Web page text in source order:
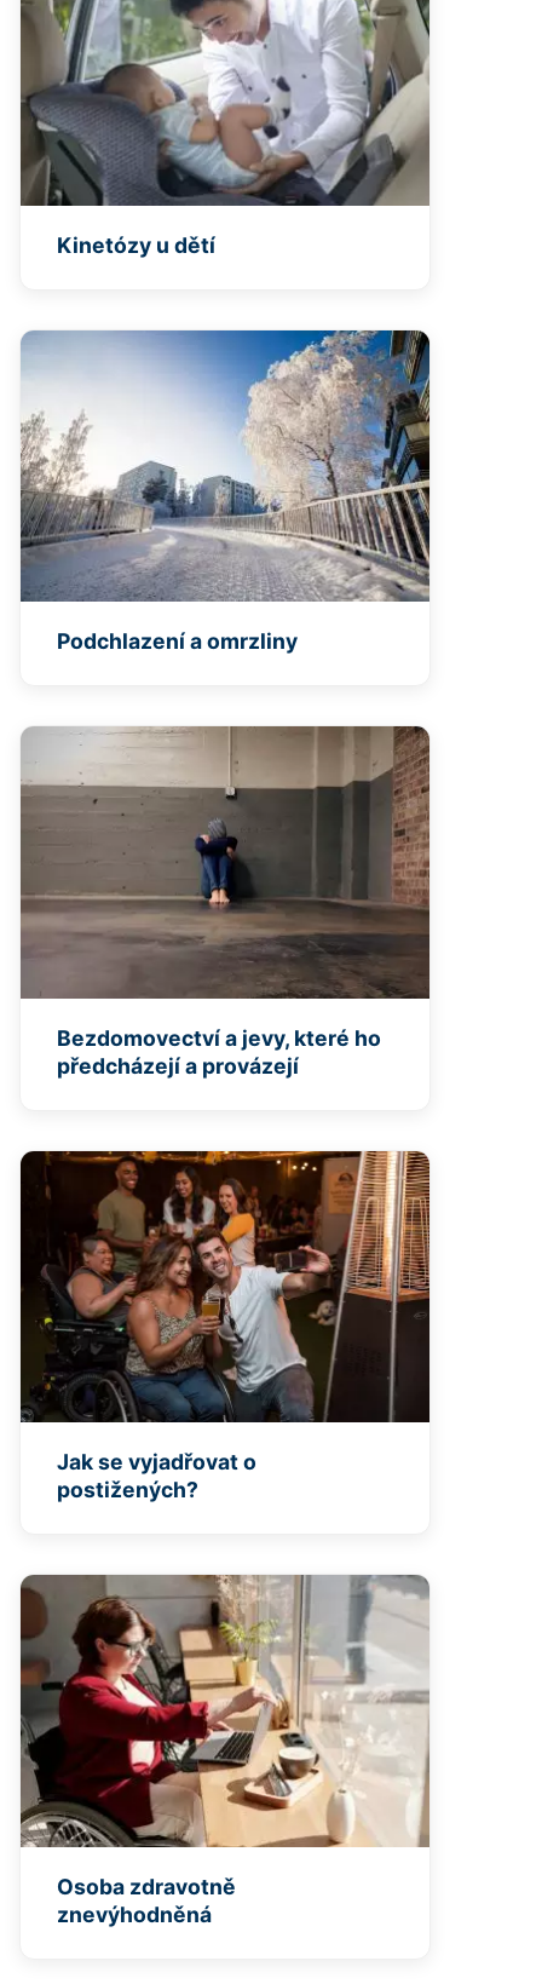
Kinetózy u dětí
Podchlazení a omrzliny
Bezdomovectví a jevy, které ho
předcházejí a provázejí
Jak se vyjadřovat o
postižených?
Osoba zdravotně
znevýhodněná